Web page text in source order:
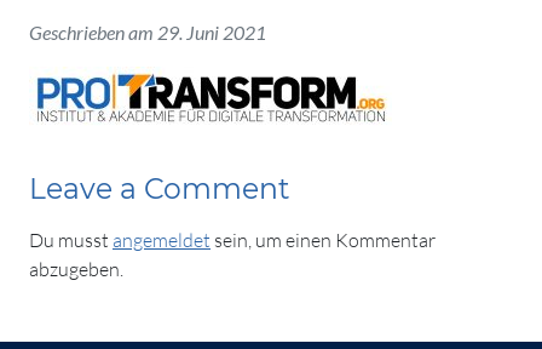
Geschrieben am 29. Juni 2021
Leave a Comment
Du musst angemeldet sein, um einen Kommentar
abzugeben.